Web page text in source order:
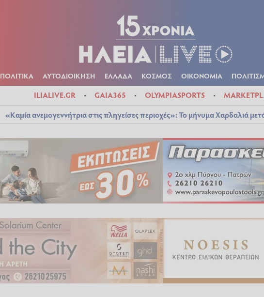
ΠΟΛΙΤΙΚΑ ΑΥΤΟΔΙΟΙΚΗΣΗ ΕΛΛΑΔΑ ΚΟΣΜΟΣ ΟΙΚΟΝΟΜΙΑ
ILIALIVE.GR GAIA365 OLYMPIASPORTS
«Καμία ανεμογεννήτρια στις πληγείσες περιοχές»: Το μήνυμα Χαρδαλιά